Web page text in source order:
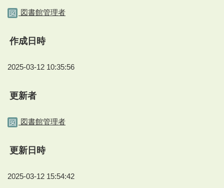
図書館管理者
作成日時
2025-03-12 10:35:56
更新者
図書館管理者
更新日時
2025-03-12 15:54:42